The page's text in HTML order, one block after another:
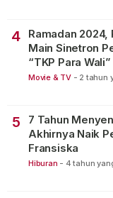
4
Ramadan 2024,
Main Sinetron
“TKP Para Wali”
Movie & TV - 2 tahun
5
7 Tahun
Akhirnya Naik
Fransiska
Hiburan - 4 tahun